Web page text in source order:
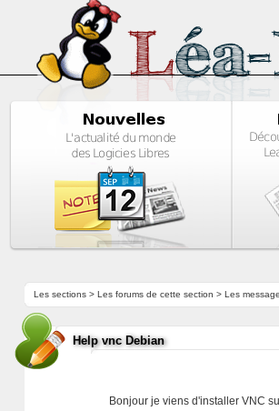
Les sections> Les forums de cette section > Les
Help vnc Debian
Bonjour je viens d'installer VNC